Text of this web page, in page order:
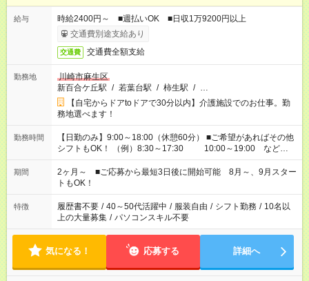
給与
時給2400円～ ■週払いOK ■日収1万9200円以上
交通費別途支給あり
交通費 交通費全額支給
勤務地
川崎市麻生区
新百合ケ丘駅 / 若葉台駅 / 柿生駅 / …
【自宅からドアtoドアで30分以内】介護施設でのお仕事。勤
務地選べます！
勤務時間
【日勤のみ】9:00～18:00（休憩60分） ■ご希望があればその他
シフトもOK！ （例）8:30～17:30 10:00～19:00 など
「家族とお休みを合わせたい」 「できれば残業はしたくない」
など、あなたのご希望に沿ったお仕事をご紹介します！ ※Wワ
ーク希望の方へ 今ご覧のお仕事で希望する勤務時間と、もう1つ
のお仕事の勤務時間。 合計で週40時間を超える場合は応募でき
ません
期間
2ヶ月～ ■ご応募から最短3日後に開始可能 8月～、9月スター
トもOK！
特徴 履歴書不要 / 40～50代活躍中 / 服装自由 / シフト勤務 / 10名以
上の大量募集 / パソコンスキル不要
気になる！ 応募する 詳細へ